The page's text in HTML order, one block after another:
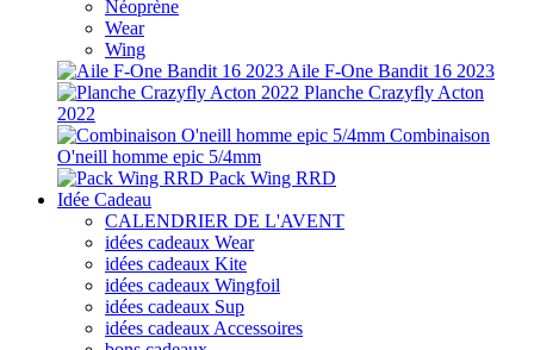
Néoprène
Wear
Wing
Aile F-One Bandit 16 2023
Planche Crazyfly Acton
2022
Combinaison
O'neill homme epic 5/4mm
Pack Wing RRD
Idée Cadeau
CALENDRIER DE L'AVENT
idées cadeaux Wear
idées cadeaux Kite
idées cadeaux Wingfoil
idées cadeaux Sup
idées cadeaux Accessoires